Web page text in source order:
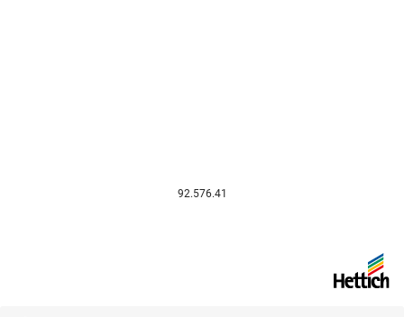
92.576.41